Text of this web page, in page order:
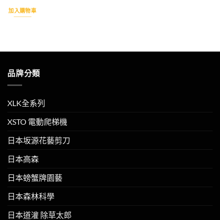
價
格：
加入購物車
品牌分類
XLK全系列
XSTO 電動爬梯機
日本坂源花藝剪刀
日本高森
日本螃蟹牌園藝
日本森林科學
日本道灌 除草太郎